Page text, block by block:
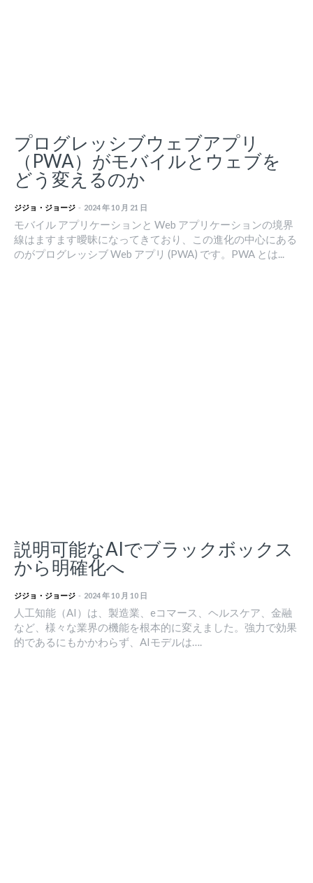
プログレッシブウェブアプリ
（PWA）がモバイルとウェブを
どう変えるのか
ジジョ・ジョージ - 2024 年 10 月 21 日
モバイル アプリケーションと Web アプリケーションの境界
線はますます曖昧になってきており、この進化の中心にある
のがプログレッシブ Web アプリ (PWA) です。PWA とは...
説明可能なAIでブラックボックス
から明確化へ
ジジョ・ジョージ - 2024 年 10 月 10 日
人工知能（AI）は、製造業、eコマース、ヘルスケア、金融
など、様々な業界の機能を根本的に変えました。強力で効果
的であるにもかかわらず、AIモデルは….